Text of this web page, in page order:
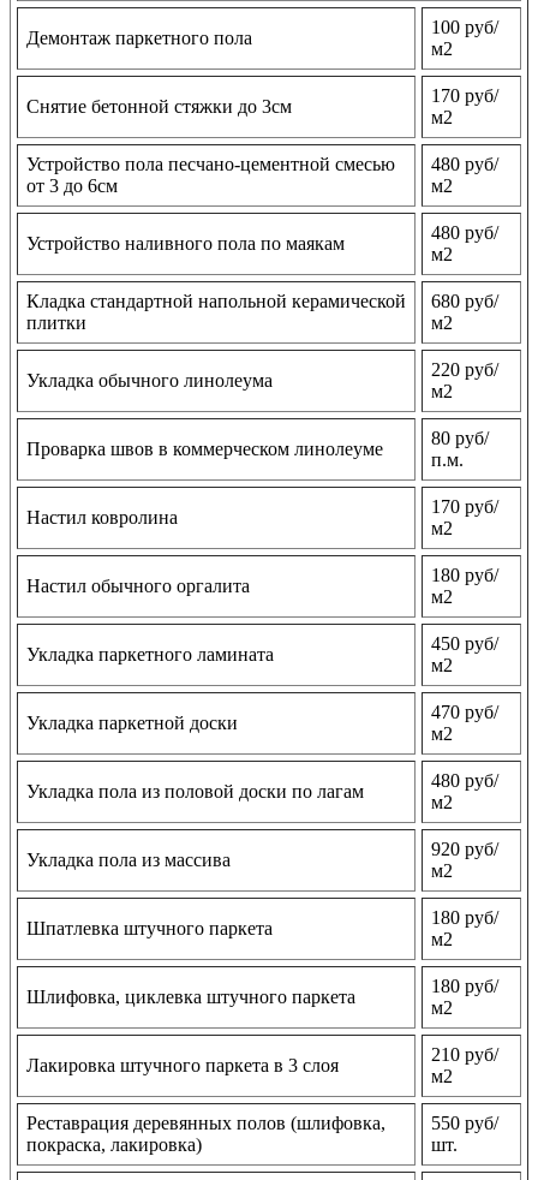
Демонтаж паркетного пола
100 руб/
м2
Снятие бетонной стяжки до 3см
170 руб/
м2
Устройство пола песчано-цементной смесью
от 3 до 6см
480 руб/
м2
Устройство наливного пола по маякам
480 руб/
м2
Кладка стандартной напольной керамической
плитки
680 руб/
м2
Укладка обычного линолеума
220 руб/
м2
Проварка швов в коммерческом линолеуме
80 руб/
п.м.
Настил ковролина
170 руб/
м2
Настил обычного оргалита
180 руб/
м2
Укладка паркетного ламината
450 руб/
м2
Укладка паркетной доски
470 руб/
м2
Укладка пола из половой доски по лагам
480 руб/
м2
Укладка пола из массива
920 руб/
м2
Шпатлевка штучного паркета
180 руб/
м2
Шлифовка, циклевка штучного паркета
180 руб/
м2
Лакировка штучного паркета в 3 слоя
210 руб/
м2
Реставрация деревянных полов (шлифовка,
покраска, лакировка)
550 руб/
шт.